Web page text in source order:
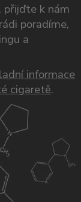
k nám
poradíme,
a
informace
cigaretě.